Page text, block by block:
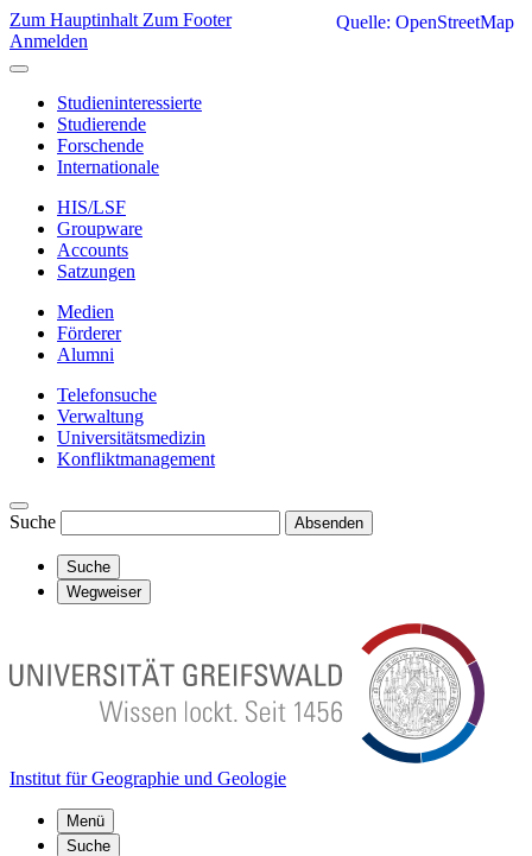
Zum Hauptinhalt Zum Footer
Anmelden
Studieninteressierte
Studierende
Forschende
Internationale
HIS/LSF
Groupware
Accounts
Satzungen
Medien
Förderer
Alumni
Telefonsuche
Verwaltung
Universitätsmedizin
Konfliktmanagement
Suche Absenden
Suche
Wegweiser
Institut für Geographie und Geologie
Menü
Suche
Quelle: OpenStreetMap